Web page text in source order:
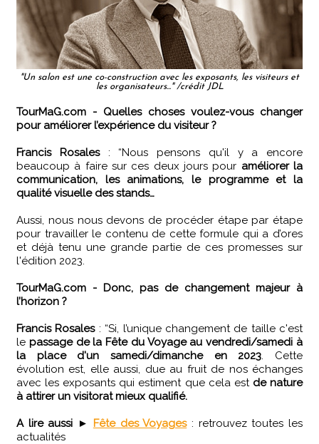
"Un salon est une co-construction avec les exposants, les visiteurs et
les organisateurs..." /crédit JDL
TourMaG.com - Quelles choses voulez-vous changer
pour améliorer l’expérience du visiteur ?
Francis Rosales : “Nous pensons qu'il y a encore
beaucoup à faire sur ces deux jours pour améliorer la
communication, les animations, le programme et la
qualité visuelle des stands…
Aussi, nous nous devons de procéder étape par étape
pour travailler le contenu de cette formule qui a d’ores
et déjà tenu une grande partie de ces promesses sur
l'édition 2023.
TourMaG.com - Donc, pas de changement majeur à
l’horizon ?
Francis Rosales : “Si, l’unique changement de taille c'est
le passage de la Fête du Voyage au vendredi/samedi à
la place d'un samedi/dimanche en 2023. Cette
évolution est, elle aussi, due au fruit de nos échanges
avec les exposants qui estiment que cela est de nature
à attirer un visitorat mieux qualifié.
A lire aussi ► Fête des Voyages: retrouvez toutes les
actualités